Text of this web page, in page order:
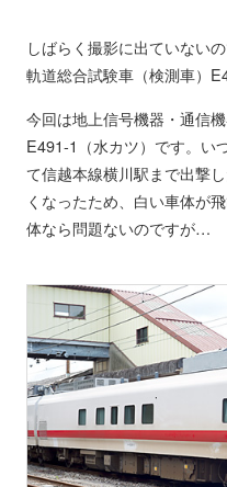
しばらく撮影に出ていない
軌道総合試験車（検測車）
今回は地上信号機器・通信
E491-1（水カツ）です。い
て信越本線横川駅まで出撃
くなったため、白い車体が
体なら問題ないのですが…